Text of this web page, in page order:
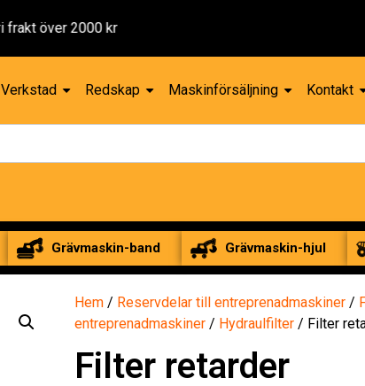
Verkstad Redskap Maskinförsäljning Kontakt
Grävmaskin-band Grävmaskin-hjul
Hem / Reservdelar till entreprenadmaskiner /
entreprenadmaskiner / Hydraulfilter / Filter
Filter retarder